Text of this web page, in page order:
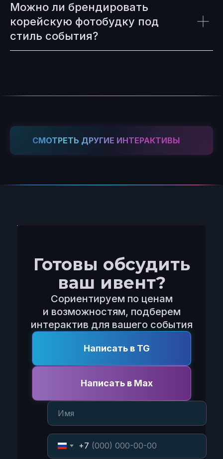
Можно ли брендировать
корейскую фотобудку под
стиль события?
СМОТРЕТЬ ДРУГИЕ ИНТЕРАКТИВЫ
Готовы обсудить
ваш ивент?
Сориентируем по ценам
и возможностям, подберем
интерактив для вашего события
Написать в TG
Написать в Max
+7